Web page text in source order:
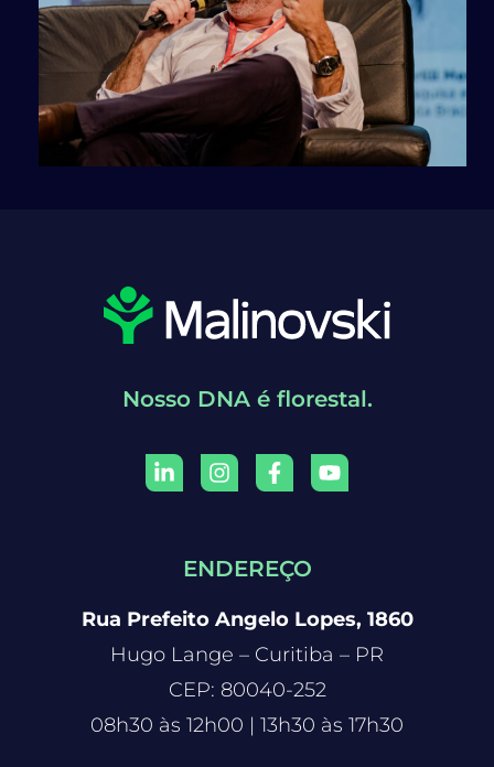
Nosso DNA é florestal.
ENDEREÇO
Rua Prefeito Angelo Lopes, 1860
Hugo Lange – Curitiba – PR
CEP: 80040-252
08h30 às 12h00 | 13h30 às 17h30